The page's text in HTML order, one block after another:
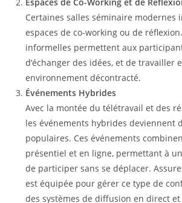
Certaines salles séminaire modernes
espaces de co-working ou de
informelles permettent aux
d’échanger des idées, et de travailler
environnement décontracté.
Événements Hybrides
Avec la montée du télétravail et des
les événements hybrides deviennent
populaires. Ces événements
présentiel et en ligne, permettant à
de participer sans se déplacer.
est équipée pour gérer ce type de
des systèmes de diffusion en direct